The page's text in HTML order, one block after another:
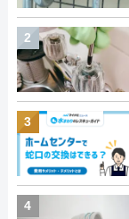
2
3
4